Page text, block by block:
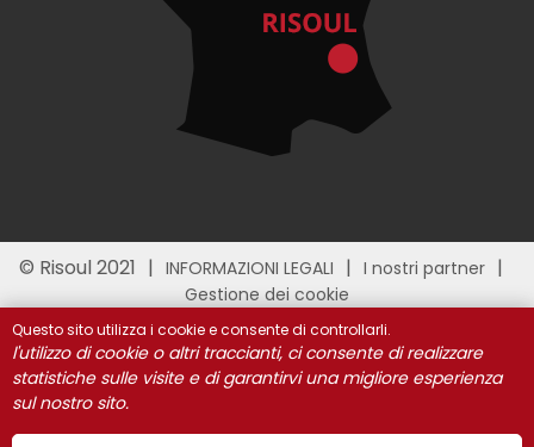
© Risoul 2021 INFORMAZIONI LEGALI
I nostri partner
Gestione dei cookie
Questo sito utilizza i cookie e consente di controllarli.
l'utilizzo di cookie o altri traccianti, ci consente di realizzare
statistiche sulle visite e di garantirvi una migliore esperienza
sul nostro sito.